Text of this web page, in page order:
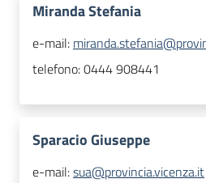
Miranda Stefania
e-mail:
telefono:0444 908441
Sparacio Giuseppe
e-mail:sua@provincia.vicenza.it